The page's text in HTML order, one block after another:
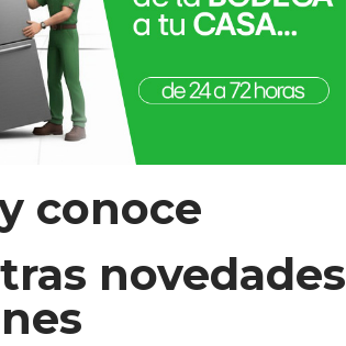
conoce
novedades